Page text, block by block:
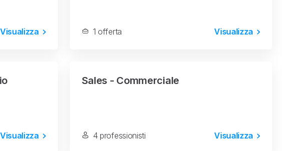
Visualizza 1 offerta Visualizza
Visualizza
Sales - Commerciale
4 professionisti Visualizza